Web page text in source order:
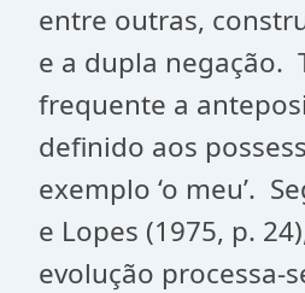
entre outras,
e a dupla negação.
frequente a
definido aos
exemplo ‘o meu’.
e Lopes (1975, p.
evolução processa-